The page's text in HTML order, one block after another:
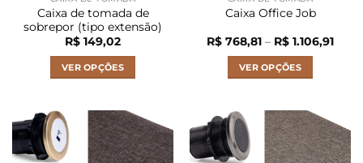
Caixa de tomada de
sobrepor (tipo extensão)
R$ 149,02
VER OPÇÕES
tem
várias
variantes.
Caixa Office Job
R$ 768,81 – R$ 1.106,91Faixa
VER OPÇÕES
tem
várias
variantes.